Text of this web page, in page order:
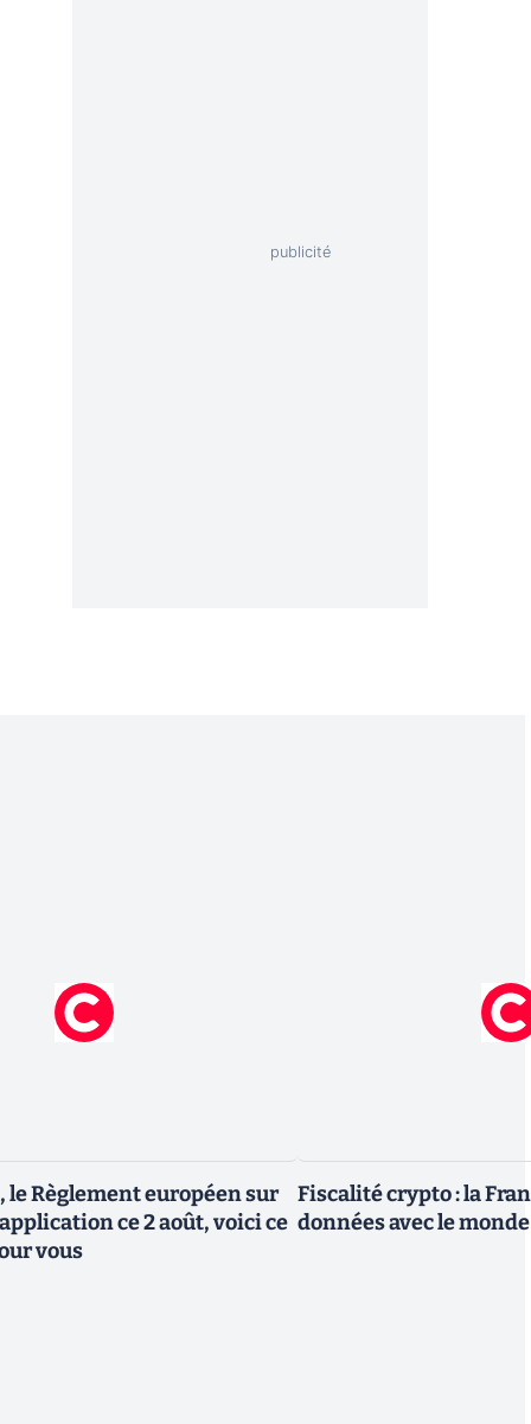
le Règlement européen sur
ce 2 août, voici ce
vous
Fiscalité crypto : la
données avec le